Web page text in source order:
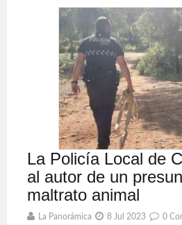
La Policía Local de
al autor de un
maltrato animal
La Panorámica 8 Jul 2023 0